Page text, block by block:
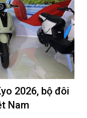
2026, bộ đôi
Nam